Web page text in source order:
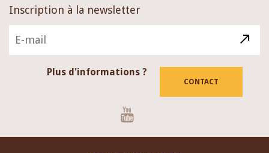
Inscription à la newsletter
Plus d'informations ?
CONTACT